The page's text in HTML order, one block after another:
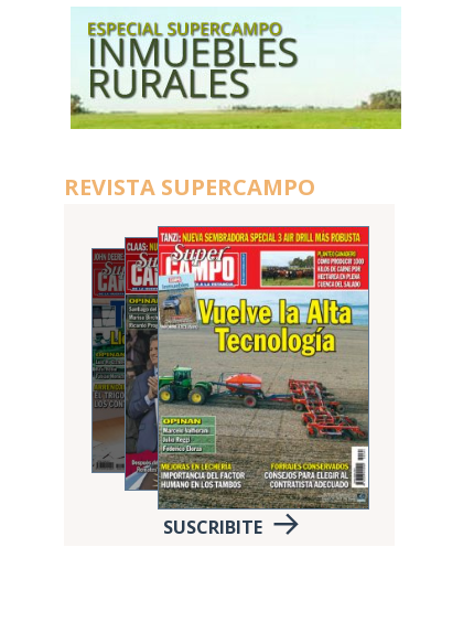
REVISTA SUPERCAMPO
SUSCRIBITE